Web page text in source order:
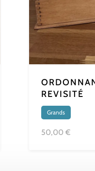
REVISITÉ
Grands
50,00 €